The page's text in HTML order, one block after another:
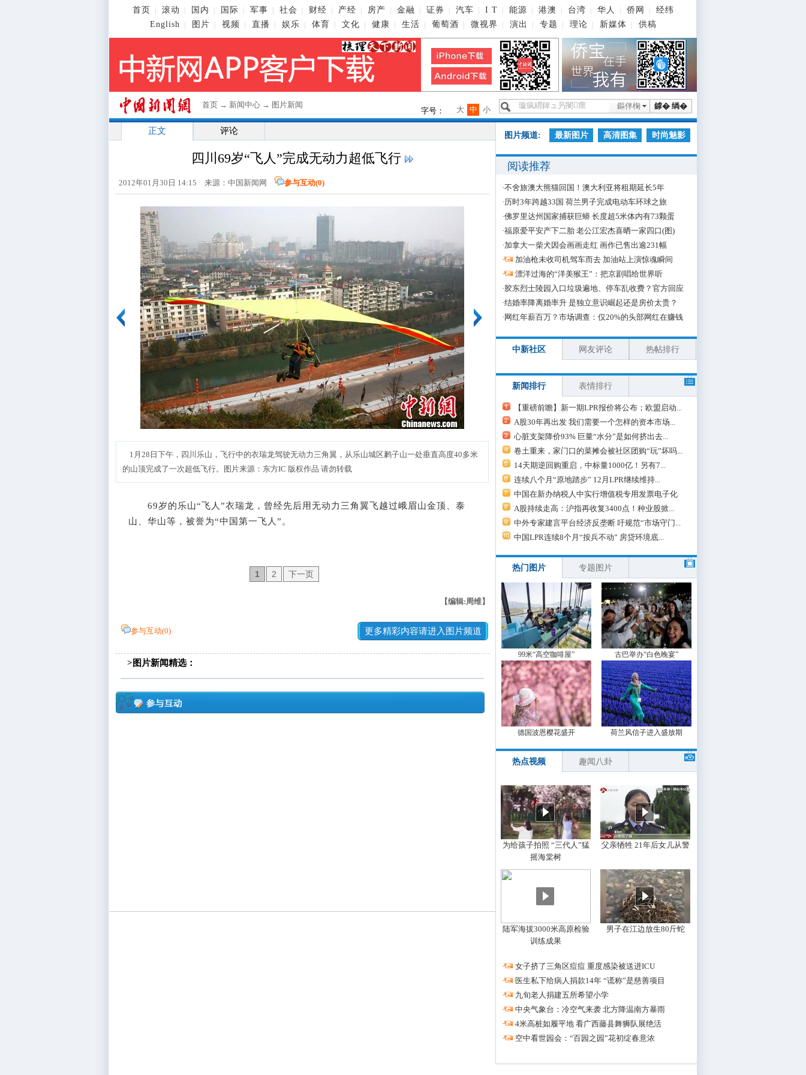
首页 滚动 国内 国际 军事 社会 财经 产经 房产 金融 证券 汽车 I T 能源 港澳 台湾 华人 侨网
经纬
English
图片 视频 直播 娱乐 体育 文化 健康 生活 葡萄酒 微视界 演出 专题 理论 新媒体 供稿
首页 → 新闻中心 → 图片新闻 鎼� 绱�
鏂伴椈
字号： 小
中
大
正文 评论
四川69岁“飞人”完成无动力超低飞行
2012年01月30日 14:15 来源：中国新闻网 参与互动(0)
1月28日下午，四川乐山，飞行中的衣瑞龙驾驶无动力三角翼，从乐山城区鹣子山一处垂直高度40多米
的山顶完成了一次超低飞行。图片来源：东方IC 版权作品 请勿转载
69岁的乐山“飞人”衣瑞龙，曾经先后用无动力三角翼飞越过峨眉山金顶、泰
山、华山等，被誉为“中国第一飞人”。
1 2 下一页
【编辑:周维】
参与互动(0) 更多精彩内容请进入图片频道
>图片新闻精选：
图片频道: 最新图片 高清图集 时尚魅影
阅读推荐
·不舍旅澳大熊猫回国！澳大利亚将租期延长5年
·历时3年跨越33国 荷兰男子完成电动车环球之旅
·佛罗里达州国家捕获巨蟒 长度超5米体内有73颗蛋
·福原爱平安产下二胎 老公江宏杰喜晒一家四口(图)
·加拿大一柴犬因会画画走红 画作已售出逾231幅
·
加油枪未收司机驾车而去 加油站上演惊魂瞬间
·
漂洋过海的“洋美猴王”：把京剧唱给世界听
·胶东烈士陵园入口垃圾遍地、停车乱收费？官方回应
·结婚率降离婚率升 是独立意识崛起还是房价太贵？
· 网红年薪百万？市场调查：仅20%的头部网红在赚钱
中新社区 网友评论 热帖排行
新闻排行 表情排行
【重磅前瞻】新一期LPR报价将公布；欧盟启动...
A股30年再出发 我们需要一个怎样的资本市场...
心脏支架降价93% 巨量“水分”是如何挤出去...
卷土重来，家门口的菜摊会被社区团购“玩”坏吗...
14天期逆回购重启，中标量1000亿！另有7...
连续八个月“原地踏步” 12月LPR继续维持...
中国在新办纳税人中实行增值税专用发票电子化
A股持续走高：沪指再收复3400点！种业股掀...
中外专家建言平台经济反垄断 吁规范“市场守门...
中国LPR连续8个月“按兵不动” 房贷环境底...
热门图片 专题图片
99米“高空咖啡屋” 古巴举办“白色晚宴”
德国波恩樱花盛开 荷兰风信子进入盛放期
热点视频 趣闻八卦
为给孩子拍照 “三代人”猛
摇海棠树
父亲牺牲 21年后女儿从警
陆军海拔3000米高原检验
训练成果
男子在江边放生80斤蛇
·
女子挤了三角区痘痘 重度感染被送进ICU
·
医生私下给病人捐款14年 “谎称”是慈善项目
·
九旬老人捐建五所希望小学
·
中央气象台：冷空气来袭 北方降温南方暴雨
·
4米高桩如履平地 看广西藤县舞狮队展绝活
·
空中看世园会：“百园之园”花初绽春意浓